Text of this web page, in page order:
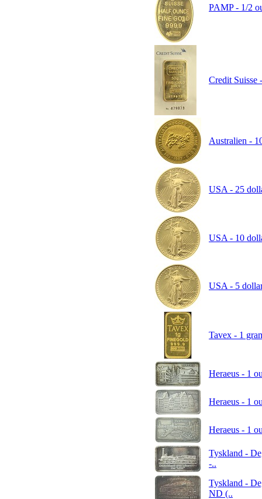
PAMP - 1/2
Credit Suisse
Australien -
USA - 25
USA - 10
USA - 5
Tavex - 1
Heraeus - 1
Heraeus - 1
Heraeus - 1
Tyskland -
-..
Tyskland -
ND (..